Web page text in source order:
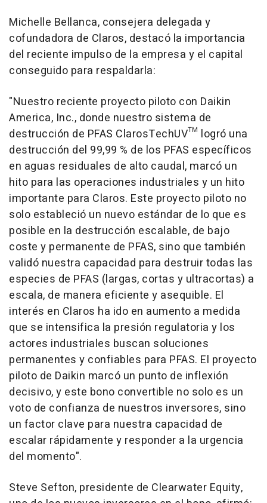
Michelle Bellanca, consejera delegada y
cofundadora de Claros, destacó la importancia
del reciente impulso de la empresa y el capital
conseguido para respaldarla:
"Nuestro reciente proyecto piloto con Daikin
America, Inc., donde nuestro sistema de
destrucción de PFAS ClarosTechUV™ logró una
destrucción del 99,99 % de los PFAS específicos
en aguas residuales de alto caudal, marcó un
hito para las operaciones industriales y un hito
importante para Claros. Este proyecto piloto no
solo estableció un nuevo estándar de lo que es
posible en la destrucción escalable, de bajo
coste y permanente de PFAS, sino que también
validó nuestra capacidad para destruir todas las
especies de PFAS (largas, cortas y ultracortas) a
escala, de manera eficiente y asequible. El
interés en Claros ha ido en aumento a medida
que se intensifica la presión regulatoria y los
actores industriales buscan soluciones
permanentes y confiables para PFAS. El proyecto
piloto de Daikin marcó un punto de inflexión
decisivo, y este bono convertible no solo es un
voto de confianza de nuestros inversores, sino
un factor clave para nuestra capacidad de
escalar rápidamente y responder a la urgencia
del momento".
Steve Sefton, presidente de Clearwater Equity,